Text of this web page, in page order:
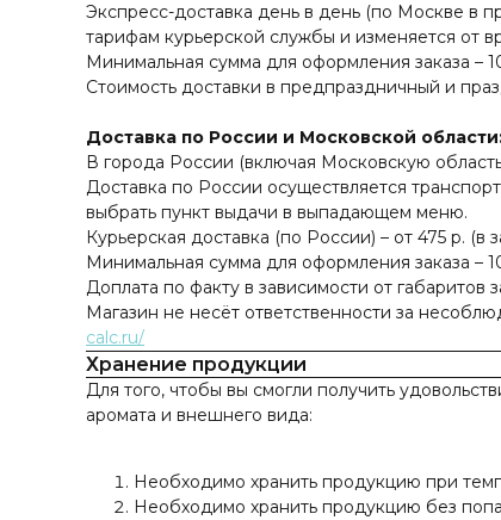
Экспресс-доставка день в день (по Москве в
тарифам курьерской службы и изменяется от
Минимальная сумма для оформления заказа –
Стоимость доставки в предпраздничный и
Доставка по России и Московской
В города России (включая Московскую
Доставка по России осуществляется
выбрать пункт выдачи в выпадающем меню.
Курьерская доставка (по России) – от 475 р. (в
Минимальная сумма для оформления заказа –
Доплата по факту в зависимости от габаритов
Магазин не несёт ответственности за
calc.ru/
Хранение продукции
Для того, чтобы вы смогли получить
аромата и внешнего вида:
Необходимо хранить продукцию при
Необходимо хранить продукцию без